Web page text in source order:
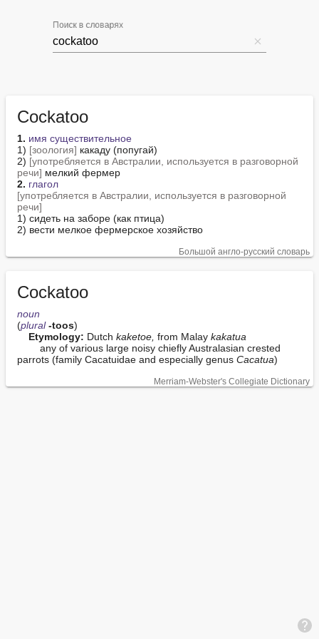
Поиск в словарях
Cockatoo
1. имя существительное
1) [зоология] какаду (попугай)
2) [употребляется в Австралии, используется в разговорной
речи]
2. глагол
[употребляется в Австралии, используется в разговорной
речи]
1) сидеть на заборе (как птица)
2) вести мелкое фермерское хозяйство
Большой англо-русский словарь
Cockatoo
noun
(plural -toos)
Etymology: Dutch kaketoe, from Malay kakatua
parrots (family Cacatuidae and especially genus Cacatua)
Merriam-Webster's Collegiate Dictionary